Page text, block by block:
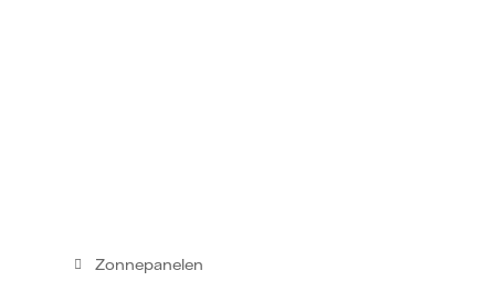
Zonnepanelen